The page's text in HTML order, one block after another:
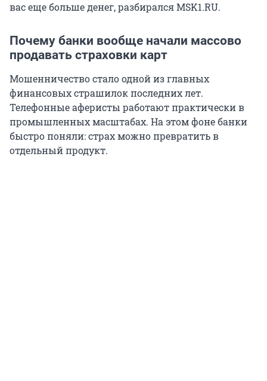
вас еще больше денег, разбирался MSK1.RU.
Почему банки вообще начали массово
продавать страховки карт
Мошенничество стало одной из главных
финансовых страшилок последних лет.
Телефонные аферисты работают практически в
промышленных масштабах. На этом фоне банки
быстро поняли: страх можно превратить в
отдельный продукт.